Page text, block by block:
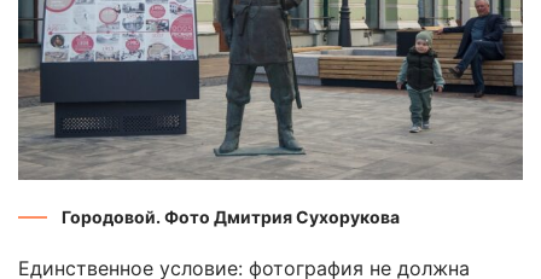
Городовой. Фото Дмитрия Сухорукова
Единственное условие: фотография не должна